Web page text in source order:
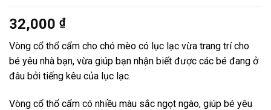
32,000 ₫
Vòng cổ thổ cẩm cho chó mèo có lục lạc vừa trang trí cho
bé yêu nhà bạn, vừa giúp bạn nhận biết được các bé đang ở
đâu bởi tiếng kêu của lục lạc.
Vòng cổ thổ cẩm có nhiều màu sắc ngọt ngào, giúp bé yêu